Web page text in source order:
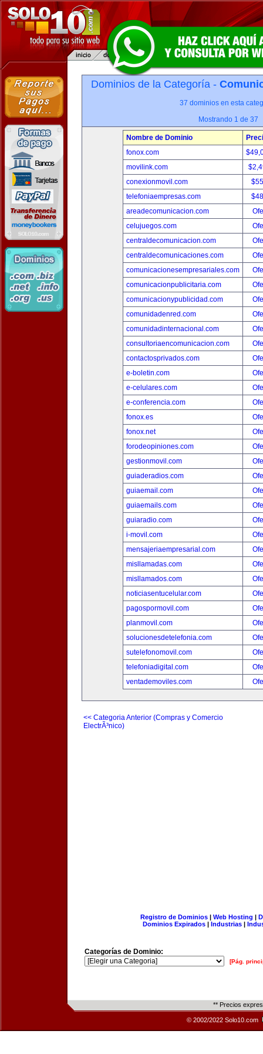
Dominios de la Categoría -
37 dominios en esta
Mostrando 1 de 37
Nombre de Dominio
fonox.com
movilink.com
conexionmovil.com
telefoniaempresas.com
areadecomunicacion.com
celujuegos.com
centraldecomunicacion.com
centraldecomunicaciones.com
comunicacionesempresariales.com
comunicacionpublicitaria.com
comunicacionypublicidad.com
comunidadenred.com
comunidadinternacional.com
consultoriaencomunicacion.com
contactosprivados.com
e-boletin.com
e-celulares.com
e-conferencia.com
fonox.es
fonox.net
forodeopiniones.com
gestionmovil.com
guiaderadios.com
guiaemail.com
guiaemails.com
guiaradio.com
i-movil.com
mensajeriaempresarial.com
misllamadas.com
misllamados.com
noticiasentucelular.com
pagospormovil.com
planmovil.com
solucionesdetelefonia.com
sutelefonomovil.com
telefoniadigital.com
ventademoviles.com
<< Categoria Anterior (Compras y Comercio
ElectrÃ³nico)
Registro de Dominios| Web Hosting |
Dominios Expirados | Industrias |
Categorías de Dominio:
[Pág.
** Precios
© 2002/2022 Solo10.com